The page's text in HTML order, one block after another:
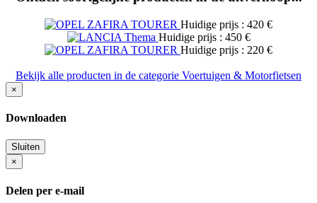
Huidige prijs : 420 €
Huidige prijs : 450 €
Huidige prijs : 220 €
Bekijk alle producten in de categorie Voertuigen & Motorfietsen
×
Downloaden
Sluiten
×
Delen per e-mail